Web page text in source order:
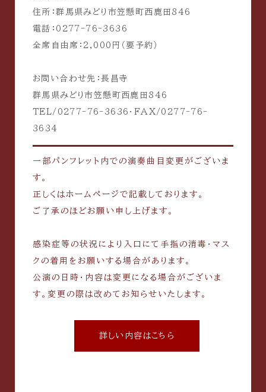
住所：群馬県みどり市笠懸町西鹿田846
電話：0277-76-3636
全席自由席：2,000円（要予約）
お問い合わせ先：長昌寺
群馬県みどり市笠懸町西鹿田846
TEL/0277-76-3636・FAX/0277-76-
3634
一部パンフレット内での演奏曲目変更がございま
す。
正しくはホームページで記載しております。
ご了承のほどお願い申し上げます。
感染症等の状況により入口にて手指の消毒・マス
クの着用をお願いする場合があります。
公演の日時・内容は変更になる場合がございま
す。変更の際は改めてお知らせいたします。
詳しい内容はこちら